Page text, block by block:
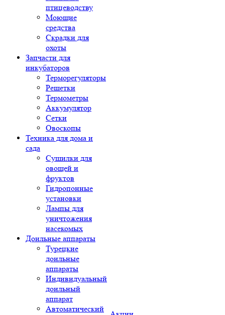
птицеводству
Моющие
средства
Скрадки для
охоты
Запчасти для
инкубаторов
Терморегуляторы
Решетки
Термометры
Аккумулятор
Сетки
Овоскопы
Техника для дома и
сада
Сушилки для
овощей и
фруктов
Гидропонные
установки
Лампы для
уничтожения
насекомых
Доильные аппараты
Турецкие
доильные
аппараты
Индивидуальный
доильный
аппарат
Автоматический